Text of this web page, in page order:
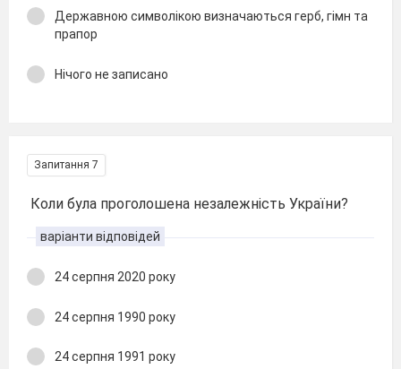
Державною символікою визначаються герб, гімн та
прапор
Нічого не записано
Запитання 7
Коли була проголошена незалежність України?
варіанти відповідей
24 серпня 2020 року
24 серпня 1990 року
24 серпня 1991 року